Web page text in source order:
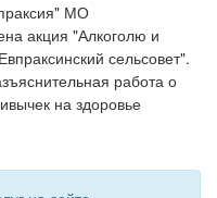
МО
акция "Алкоголю и
сельсовет".
работа о
на здоровье